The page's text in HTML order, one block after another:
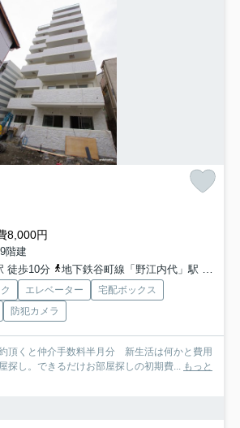
8,000円
階建
徒歩10分
地下鉄谷町線「野江内代」駅 徒歩11分
エレベーター
宅配ボックス
防犯カメラ
頂くと仲介手数料半月分 新生活は何かと費用
探し。できるだけお部屋探しの初期費... もっと